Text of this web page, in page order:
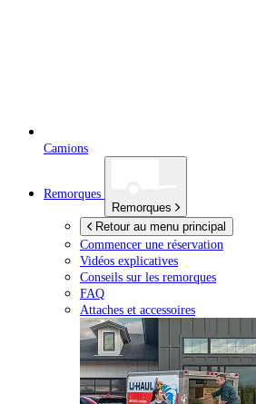
Camions
Remorques
Remorques
Retour au menu principal
Commencer une réservation
Vidéos explicatives
Conseils sur les remorques
FAQ
Attaches et accessoires